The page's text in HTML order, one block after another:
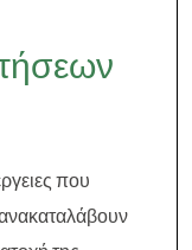
που